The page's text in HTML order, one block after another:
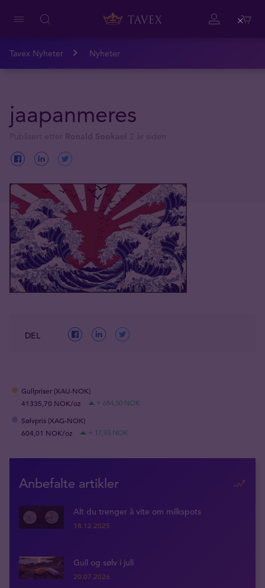
Tavex Nyheter Nyheter
jaapanmeres
DEL
Gullpriser (XAU-NOK)
41335,70 NOK/oz
+ 684,50 NOK
Sølvpris (XAG-NOK)
604,01 NOK/oz
+ 17,93 NOK
Anbefalte artikler
Alt du trenger å vite om milkspots
18.12.2025
Gull og sølv i juli
20.07.2026
Close